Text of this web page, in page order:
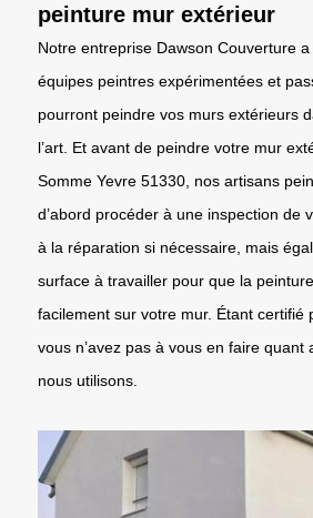
peinture mur extérieur
Notre entreprise Dawson Couverture
équipes peintres expérimentées et
pourront peindre vos murs extérieurs
l’art. Et avant de peindre votre mur
Somme Yevre 51330, nos artisans
d’abord procéder à une inspection de
à la réparation si nécessaire, mais
surface à travailler pour que la
facilement sur votre mur. Étant certifié
vous n’avez pas à vous en faire quant
nous utilisons.